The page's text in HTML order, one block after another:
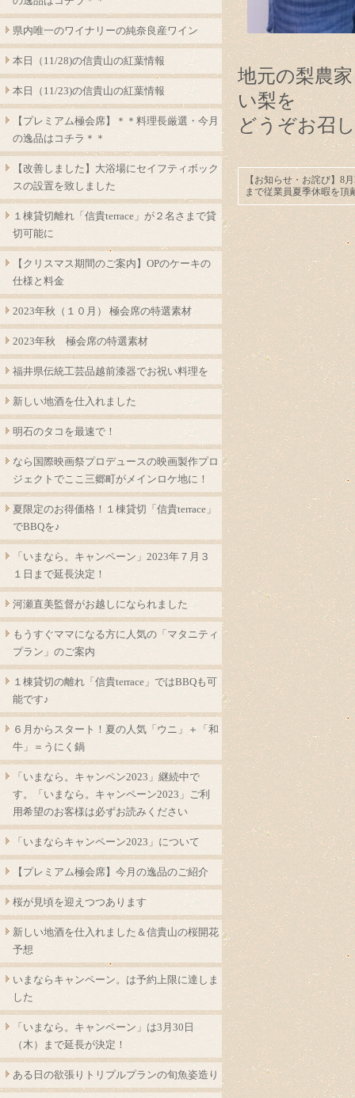
地元の梨農
い梨を
どうぞお召
【お知らせ・お詫び】8
まで従業員夏季休暇を頂
県内唯一のワイナリーの純奈良産ワイン
本日（11/28)の信貴山の紅葉情報
本日（11/23)の信貴山の紅葉情報
【プレミアム極会席】＊＊料理長厳選・今月
の逸品はコチラ＊＊
【改善しました】大浴場にセイフティボック
スの設置を致しました
１棟貸切離れ「信貴terrace」が２名さまで貸
切可能に
【クリスマス期間のご案内】OPのケーキの
仕様と料金
2023年秋（１０月） 極会席の特選素材
2023年秋 極会席の特選素材
福井県伝統工芸品越前漆器でお祝い料理を
新しい地酒を仕入れました
明石のタコを最速で！
なら国際映画祭プロデュースの映画製作プロ
ジェクトでここ三郷町がメインロケ地に！
夏限定のお得価格！１棟貸切「信貴terrace」
でBBQを♪
「いまなら。キャンペーン」2023年７月３
１日まで延長決定！
河瀬直美監督がお越しになられました
もうすぐママになる方に人気の「マタニティ
プラン」のご案内
１棟貸切の離れ「信貴terrace」ではBBQも可
能です♪
６月からスタート！夏の人気「ウニ」＋「和
牛」＝うにく鍋
「いまなら。キャンペン2023」継続中で
す。「いまなら。キャンペーン2023」ご利
用希望のお客様は必ずお読みください
「いまならキャンペーン2023」について
【プレミアム極会席】今月の逸品のご紹介
桜が見頃を迎えつつあります
新しい地酒を仕入れました＆信貴山の桜開花
予想
いまならキャンペーン。は予約上限に達しま
した
「いまなら。キャンペーン」は3月30日
（木）まで延長が決定！
ある日の欲張りトリプルプランの旬魚姿造り